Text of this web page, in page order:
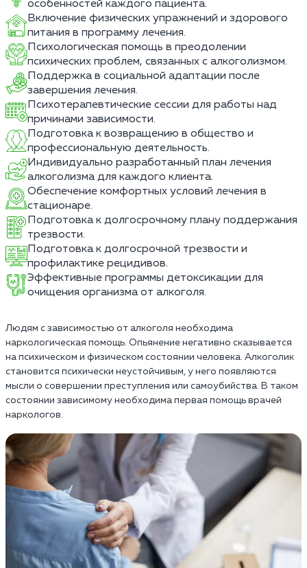
особенностей каждого пациента.
Включение физических упражнений и здорового
питания в программу лечения.
Психологическая помощь в преодолении
психических проблем, связанных с алкоголизмом.
Поддержка в социальной адаптации после
завершения лечения.
Психотерапевтические сессии для работы над
причинами зависимости.
Подготовка к возвращению в общество и
профессиональную деятельность.
Индивидуально разработанный план лечения
алкоголизма для каждого клиента.
Обеспечение комфортных условий лечения в
стационаре.
Подготовка к долгосрочному плану поддержания
трезвости.
Подготовка к долгосрочной трезвости и
профилактике рецидивов.
Эффективные программы детоксикации для
очищения организма от алкоголя.
Людям с зависимостью от алкоголя необходима
наркологическая помощь. Опьянение негативно сказывается
на психическом и физическом состоянии человека. Алкоголик
становится психически неустойчивым, у него появляются
мысли о совершении преступления или самоубийства. В таком
состоянии зависимому необходима первая помощь врачей
наркологов.